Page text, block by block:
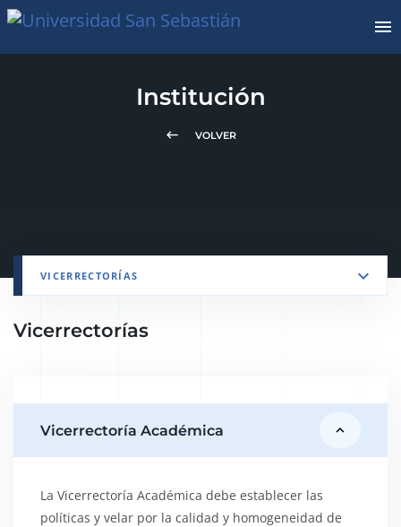
Institución
keyboard_backspace VOLVER
VICERRECTORÍAS
Vicerrectorías
Vicerrectoría Académica expand_less
La Vicerrectoría Académica debe establecer las
políticas y velar por la calidad y homogeneidad de